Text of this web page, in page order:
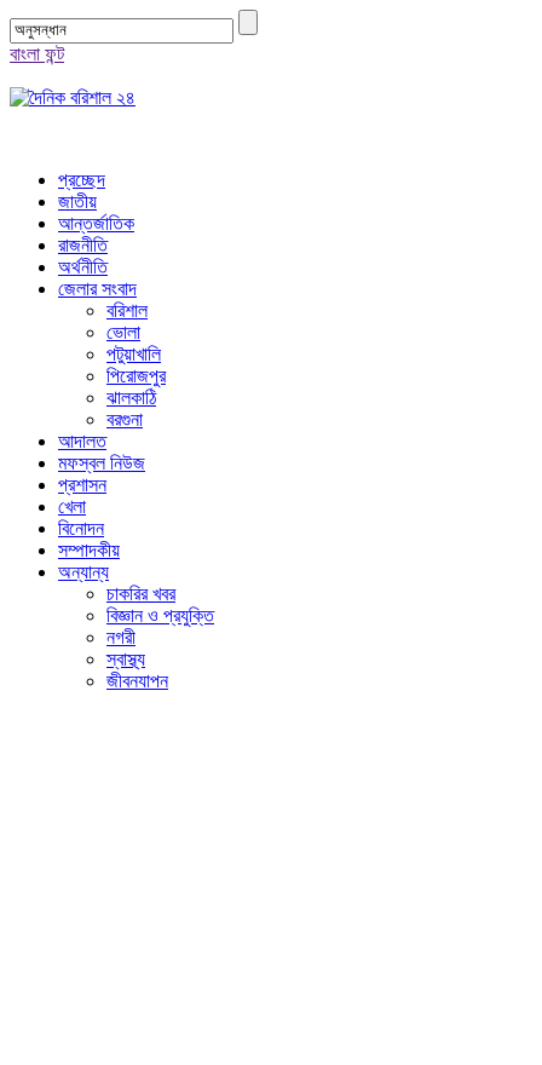
বাংলা ফন্ট
প্রচ্ছেদ
জাতীয়
আন্তর্জাতিক
রাজনীতি
অর্থনীতি
জেলার সংবাদ
বরিশাল
ভোলা
পটুয়াখালি
পিরোজপুর
ঝালকাঠি
বরগুনা
আদালত
মফস্বল নিউজ
প্রশাসন
খেলা
বিনোদন
সম্পাদকীয়
অন্যান্য
চাকরির খবর
বিজ্ঞান ও প্রযুক্তি
নগরী
স্বাস্থ্য
জীবনযাপন